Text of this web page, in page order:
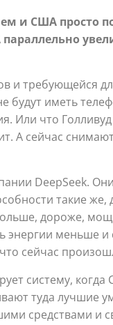
и США просто
и требующейся
будут иметь
Или что
А сейчас
DeepSeek.
такие
дороже,
энергии меньше и
сейчас
систему,
туда лучшие
средствами и